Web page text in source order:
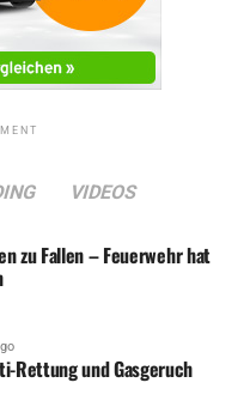
VIDEOS
zu Fallen – Feuerwehr hat
Rettung und Gasgeruch